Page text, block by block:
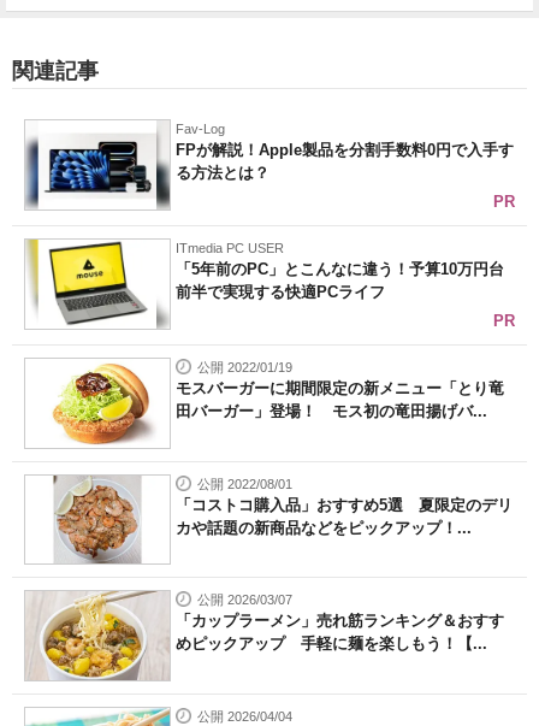
関連記事
Fav-Log
FPが解説！Apple製品を分割手数料0円で入手す
る方法とは？
PR
ITmedia PC USER
「5年前のPC」とこんなに違う！予算10万円台
前半で実現する快適PCライフ
PR
公開 2022/01/19
モスバーガーに期間限定の新メニュー「とり竜
田バーガー」登場！ モス初の竜田揚げバ...
公開 2022/08/01
「コストコ購入品」おすすめ5選 夏限定のデリ
カや話題の新商品などをピックアップ！...
公開 2026/03/07
「カップラーメン」売れ筋ランキング＆おすす
めピックアップ 手軽に麺を楽しもう！【...
公開 2026/04/04